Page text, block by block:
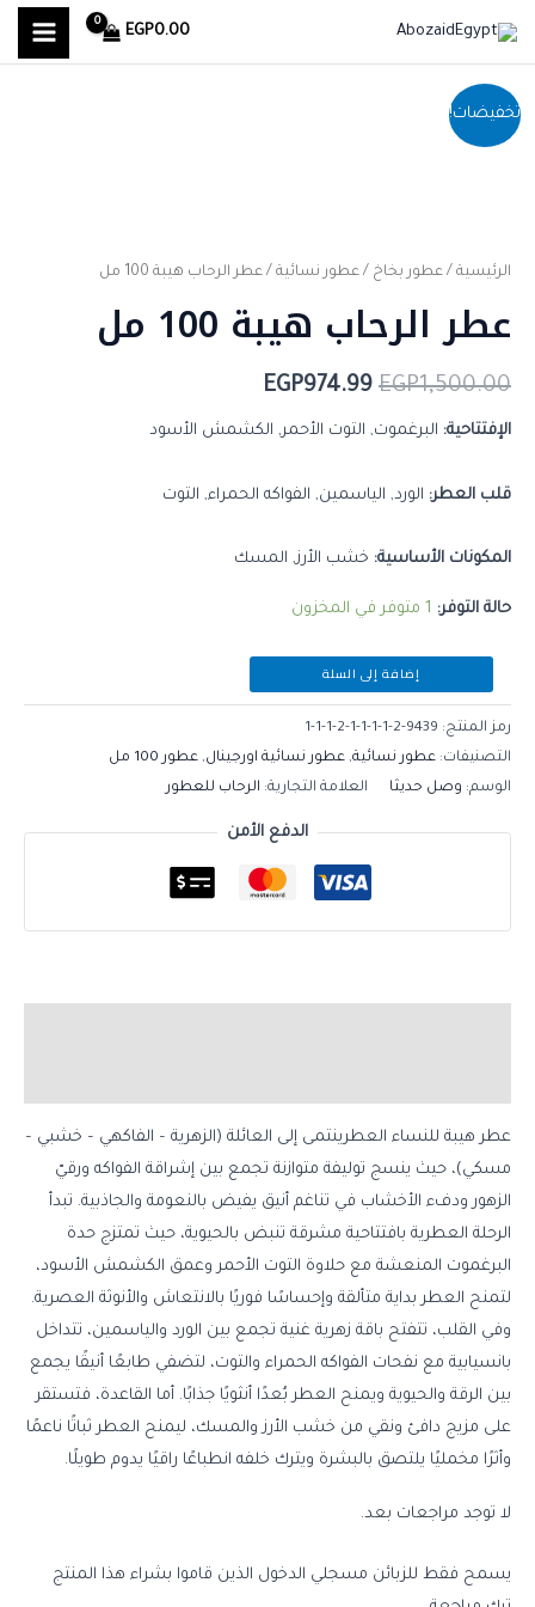
المحتوى
EGP0.00
تخفيضات!
الرئيسية / عطور بخاخ / عطور نسائية / عطر الرحاب هيبة 100 مل
عطر الرحاب هيبة 100 مل
EGP1,500.00
EGP974.99
الإفتتاحية: البرغموت, التوت الأحمر, الكشمش الأسود
قلب العطر: الورد, الياسمين, الفواكه الحمراء, التوت
المكونات الأساسية: خشب الأرز, المسك
حالة التوفر: 1 متوفر في المخزون
كمية
عطر الرحاب
إضافة إلى السلة
رمز المنتج: 9439-2-1-1-1-1-2-1-1-1
التصنيفات: عطور نسائية, عطور نسائية اورجينال, عطور 100 مل
الوسم: وصل حديثا العلامة التجارية: الرحاب للعطور
الدفع الأمن
عطر هيبة للنساء العطرينتمى إلى العائلة (الزهرية – الفاكهي – خشبي –
مسكي)، حيث ينسج توليفة متوازنة تجمع بين إشراقة الفواكه ورقيّ
الزهور ودفء الأخشاب في تناغم أنيق يفيض بالنعومة والجاذبية. تبدأ
الرحلة العطرية بافتتاحية مشرقة تنبض بالحيوية، حيث تمتزج حدة
البرغموت المنعشة مع حلاوة التوت الأحمر وعمق الكشمش الأسود،
لتمنح العطر بداية متألقة وإحساسًا فوريًا بالانتعاش والأنوثة العصرية.
وفي القلب، تتفتح باقة زهرية غنية تجمع بين الورد والياسمين، تتداخل
بانسيابية مع نفحات الفواكه الحمراء والتوت، لتضفي طابعًا أنيقًا يجمع
بين الرقة والحيوية ويمنح العطر بُعدًا أنثويًا جذابًا. أما القاعدة، فتستقر
على مزيج دافئ ونقي من خشب الأرز والمسك، ليمنح العطر ثباتًا ناعمًا
وأثرًا مخمليًا يلتصق بالبشرة ويترك خلفه انطباعًا راقيًا يدوم طويلًا.
لا توجد مراجعات بعد.
يسمح فقط للزبائن مسجلي الدخول الذين قاموا بشراء هذا المنتج